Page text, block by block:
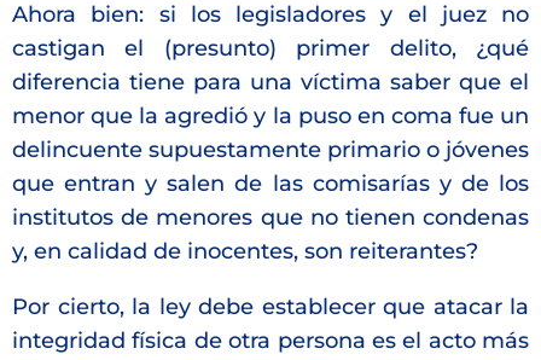
Ahora bien: si los legisladores y el juez no
castigan el (presunto) primer delito, ¿qué
diferencia tiene para una víctima saber que el
menor que la agredió y la puso en coma fue un
delincuente supuestamente primario o jóvenes
que entran y salen de las comisarías y de los
institutos de menores que no tienen condenas
y, en calidad de inocentes, son reiterantes?
Por cierto, la ley debe establecer que atacar la
integridad física de otra persona es el acto más